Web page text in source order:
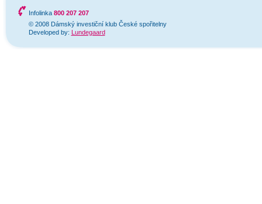
Infolinka 800 207 207
© 2008 Dámský investiční klub České spořitelny
Developed by: Lundegaard